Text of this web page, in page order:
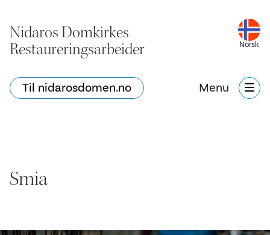
Nidaros Domkirkes
Restaureringsarbeider
Norsk
Til nidarosdomen.no Menu
Smia